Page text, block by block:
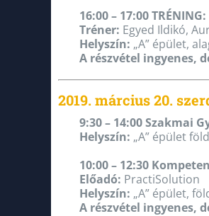
16:00 – 17:00
Tréner: Egyed Ildikó,
Helyszín: „A” épület,
A részvétel ingyenes,
2019. március 20.
9:30 – 14:00 Szakmai
Helyszín: „A” épület
10:00 – 12:30
Előadó: PractiSolution
Helyszín: „A” épület,
A részvétel ingyenes,